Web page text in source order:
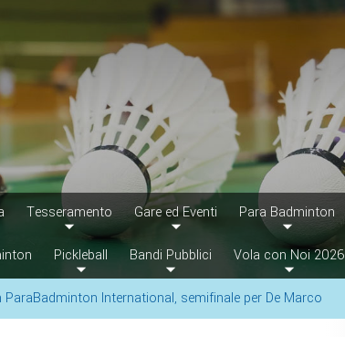
Tesseramento Gare ed Eventi Para Badminton
Pickleball Bandi Pubblici Vola con Noi 2026
ParaBadminton International, semifinale per De Marco